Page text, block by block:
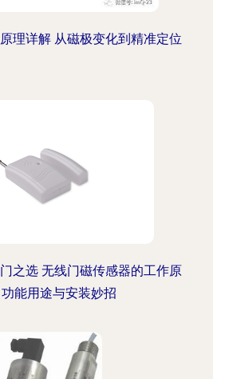
理详解 从磁极变化到精准定位
之选 无线门磁传感器的工作原
能用途与安装妙招